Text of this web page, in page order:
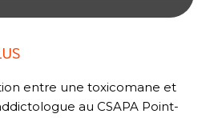
entre une toxicomane et
au CSAPA Point-